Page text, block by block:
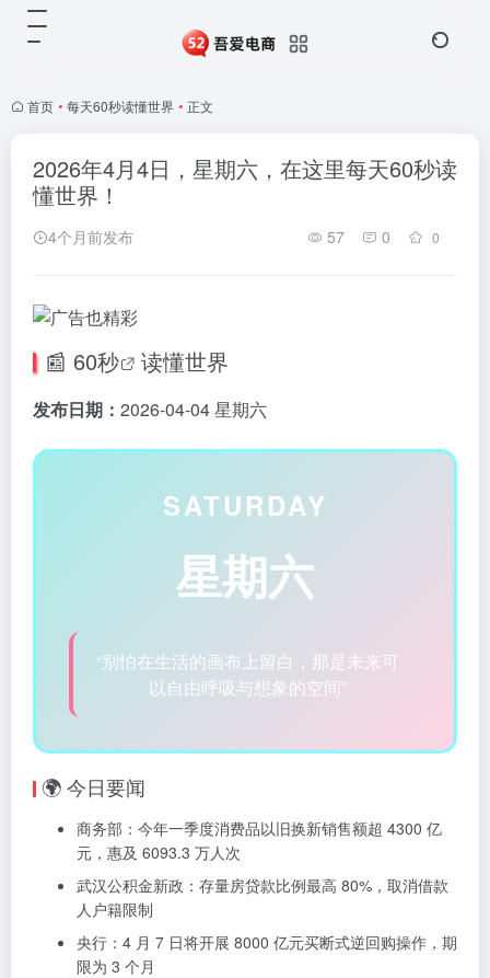
首页 • 每天60秒读懂世界 • 正文
2026年4月4日，星期六，在这里每天60秒读
懂世界！
4个月前发布 57 0 0
📰 60秒 读懂世界
发布日期： 2026-04-04 星期六
SATURDAY
星期六
“别怕在生活的画布上留白，那是未来可
以自由呼吸与想象的空间”
🌍 今日要闻
商务部：今年一季度消费品以旧换新销售额超 4300 亿
元，惠及 6093.3 万人次
武汉公积金新政：存量房贷款比例最高 80%，取消借款
人户籍限制
央行：4 月 7 日将开展 8000 亿元买断式逆回购操作，期
限为 3 个月